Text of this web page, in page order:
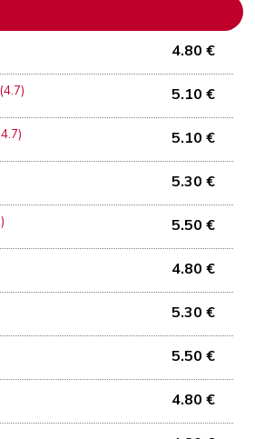
4.80 €
(4.7) 5.10 €
5.10 €
5.30 €
5.50 €
4.80 €
5.30 €
5.50 €
4.80 €